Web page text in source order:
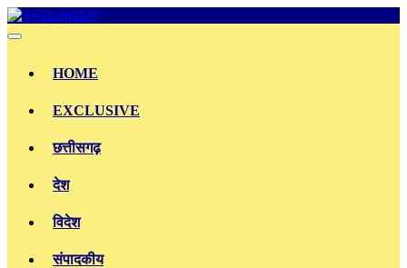
Skip
to
HOME
EXCLUSIVE
छत्तीसगढ़
देश
विदेश
संपादकीय